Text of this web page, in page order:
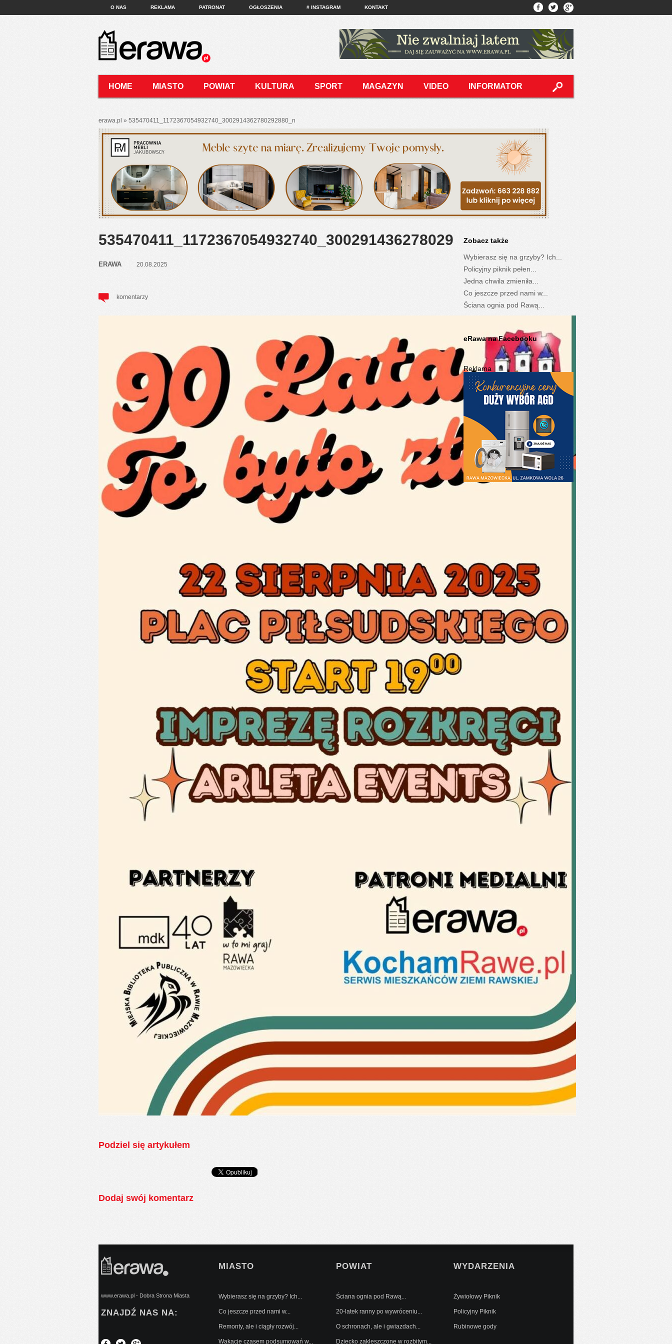
O NAS REKLAMA PATRONAT OGŁOSZENIA # INSTAGRAM KONTAKT
HOME MIASTO POWIAT KULTURA SPORT MAGAZYN VIDEO INFORMATOR
erawa.pl » 535470411_1172367054932740_3002914362780292880_n
535470411_1172367054932740_3002914362780292880_n
ERAWA 20.08.2025
komentarzy
Podziel się artykułem
Dodaj swój komentarz
Zobacz także
Wybierasz się na grzyby? Ich...
Policyjny piknik pełen...
Jedna chwila zmieniła...
Co jeszcze przed nami w...
Ściana ognia pod Rawą...
eRawa na Facebooku
Reklama
www.erawa.pl - Dobra Strona Miasta
ZNAJDŹ NAS NA:
MIASTO
Wybierasz się na grzyby? Ich...
Co jeszcze przed nami w...
Remonty, ale i ciągły rozwój...
Wakacje czasem podsumowań w...
POWIAT
Ściana ognia pod Rawą...
20-latek ranny po wywróceniu...
O schronach, ale i gwiazdach...
Dziecko zakleszczone w rozbitym...
WYDARZENIA
Żywiołowy Piknik
Policyjny Piknik
Rubinowe gody